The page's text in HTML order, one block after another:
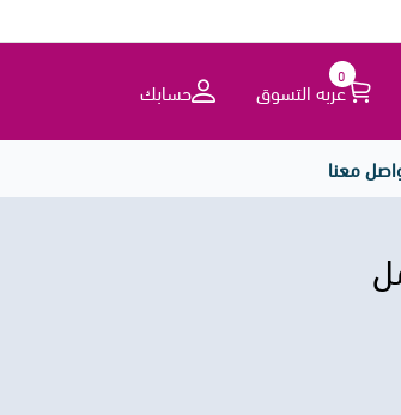
عربه التسوق
0 حسابك
معنا